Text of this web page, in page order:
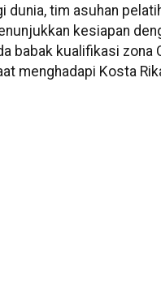
dunia, tim asuhan
kesiapan
babak kualifikasi zona
menghadapi Kosta